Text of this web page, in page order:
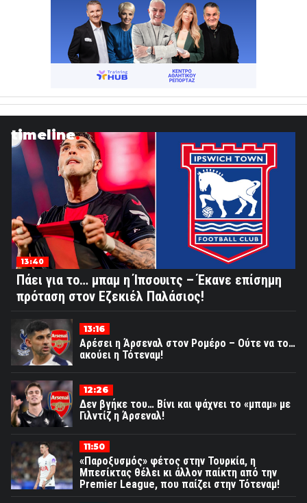
timeline
13:40
Πάει για το… μπαμ η Ίπσουιτς – Έκανε επίσημη
πρόταση στον Εζεκιέλ Παλάσιος!
13:16
Αρέσει η Άρσεναλ στον Ρομέρο – Ούτε να το…
ακούει η Τότεναμ!
12:26
Δεν βγήκε του… Βίνι και ψάχνει το «μπαμ» με
Γιλντίζ η Άρσεναλ!
11:50
«Παροξυσμός» φέτος στην Τουρκία, η
Μπεσίκτας θέλει κι άλλον παίκτη από την
Premier League, που παίζει στην Τότεναμ!